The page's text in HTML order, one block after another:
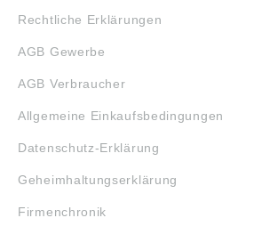
Rechtliche Erklärungen
AGB Gewerbe
AGB Verbraucher
Allgemeine Einkaufsbedingungen
Datenschutz-Erklärung
Geheimhaltungserklärung
Firmenchronik